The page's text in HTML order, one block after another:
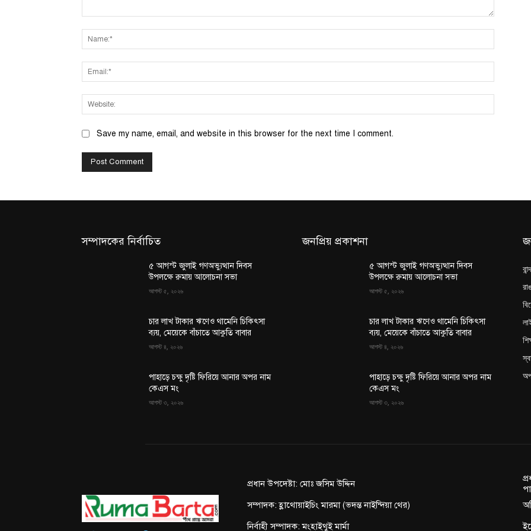
Save my name, email, and website in this browser for the next time I comment.
সম্পাদকের নির্বাচিত
৫ আগস্ট জুলাই গণঅভ্যুত্থান দিবস
উপলক্ষে রুমায় আলোচনা সভা
আগস্ট ৫, ২০২৬
চার লাখ টাকার ঋণেও থামেনি চিকিৎসা
ব্যয়, মেয়েকে বাঁচাতে আকুতি বাবার
আগস্ট ৪, ২০২৬
পাহাড়ে চক্ষু দৃষ্টি ফিরিয়ে আনার অপর নাম
কেএস মং
আগস্ট ৩, ২০২৬
জনপ্রিয় প্রকাশনা
৫ আগস্ট জুলাই গণঅভ্যুত্থান দিবস
উপলক্ষে রুমায় আলোচনা সভা
আগস্ট ৫, ২০২৬
চার লাখ টাকার ঋণেও থামেনি চিকিৎসা
ব্যয়, মেয়েকে বাঁচাতে আকুতি বাবার
আগস্ট ৪, ২০২৬
পাহাড়ে চক্ষু দৃষ্টি ফিরিয়ে আনার অপর নাম
কেএস মং
আগস্ট ৩, ২০২৬
প্রধান উপদেষ্টা: মোঃ জসিম উদ্দিন
সম্পাদক: হ্লাথোয়াইচিং মারমা (ভদন্ত নাইন্দিয়া থের)
নির্বাহী সম্পাদক: মংহাইথুই মার্মা